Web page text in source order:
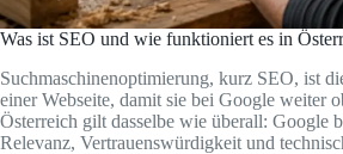
Was ist SEO und wie funktioniert es in
Suchmaschinenoptimierung, kurz SEO, ist
einer Webseite, damit sie bei Google weiter
Österreich gilt dasselbe wie überall: Google
Relevanz, Vertrauenswürdigkeit und